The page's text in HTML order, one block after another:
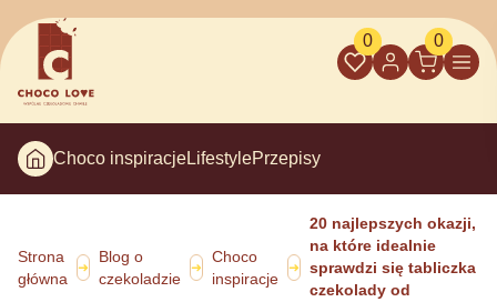
0 0
Choco inspiracjeLifestylePrzepisy
Strona
główna
➜
Blog o
czekoladzie
➜
Choco
inspiracje
➜
20 najlepszych okazji,
na które idealnie
sprawdzi się tabliczka
czekolady od